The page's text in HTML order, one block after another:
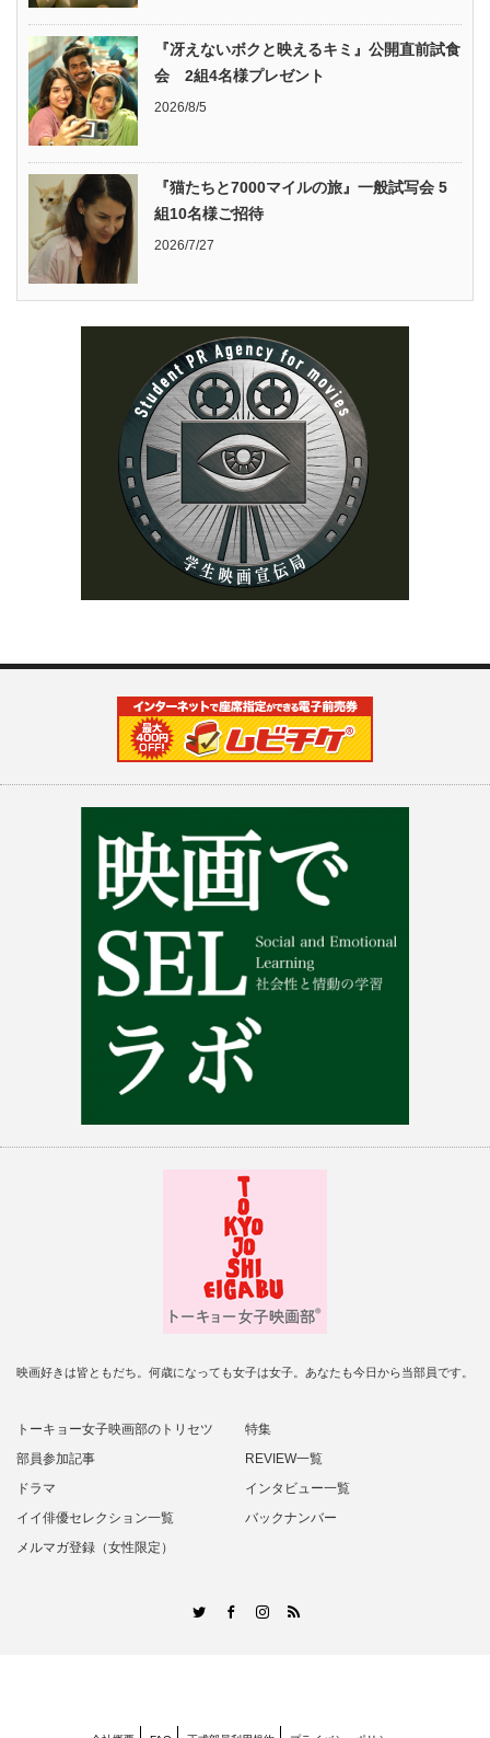
『冴えないボクと映えるキミ』公開直前試食
会 2組4名様プレゼント
2026/8/5
『猫たちと7000マイルの旅』一般試写会 5
組10名様ご招待
2026/7/27
映画好きは皆ともだち。何歳になっても女子は女子。あなたも今日から当部員です。
トーキョー女子映画部のトリセツ
特集
部員参加記事
REVIEW一覧
ドラマ
インタビュー一覧
イイ俳優セレクション一覧
バックナンバー
メルマガ登録（女性限定）
TwitterFacebookInstagram
RSS